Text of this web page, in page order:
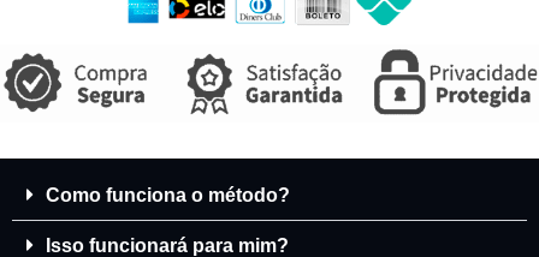
Como funciona o método?
Isso funcionará para mim?